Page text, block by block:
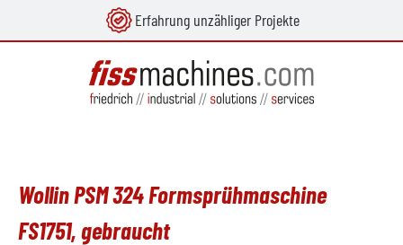
Erfahrung unzähliger Projekte
Wollin PSM 324 Formsprühmaschine
FS1751, gebraucht